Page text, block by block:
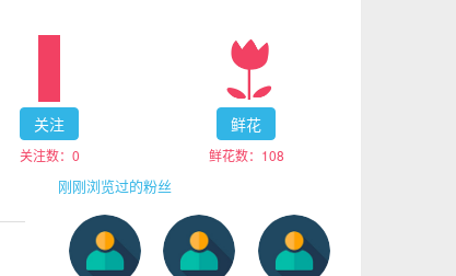
关注
关注数： 0
鲜花
鲜花数： 108
刚刚浏览过的粉丝